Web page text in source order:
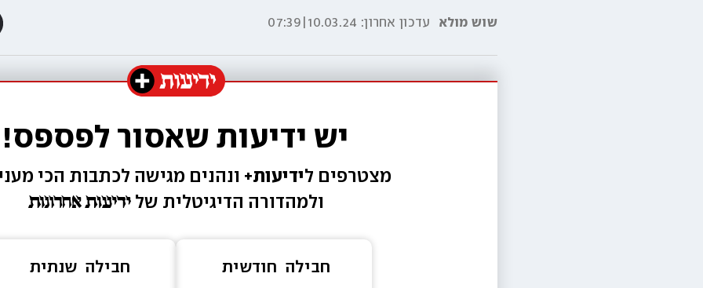
שוש מולא עדכון אחרון: 10.03.24|07:39
יש ידיעות שאסור לפספס!
מצטרפים לידיעות+ ונהנים מגישה לכתבות הכי
ולמהדורה הדיגיטלית של
חבילה חודשית חבילה שנתית